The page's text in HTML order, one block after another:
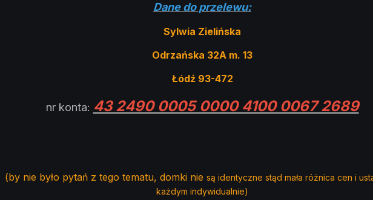
Dane do przelewu:
Sylwia Zielińska
Odrzańska 32A m. 13
Łódź 93-472
nr konta: 43 2490 0005 0000 4100 0067 2689
(by nie było pytań z tego tematu, domki nie są identyczne stąd mała różnica cen i
każdym indywidualnie)